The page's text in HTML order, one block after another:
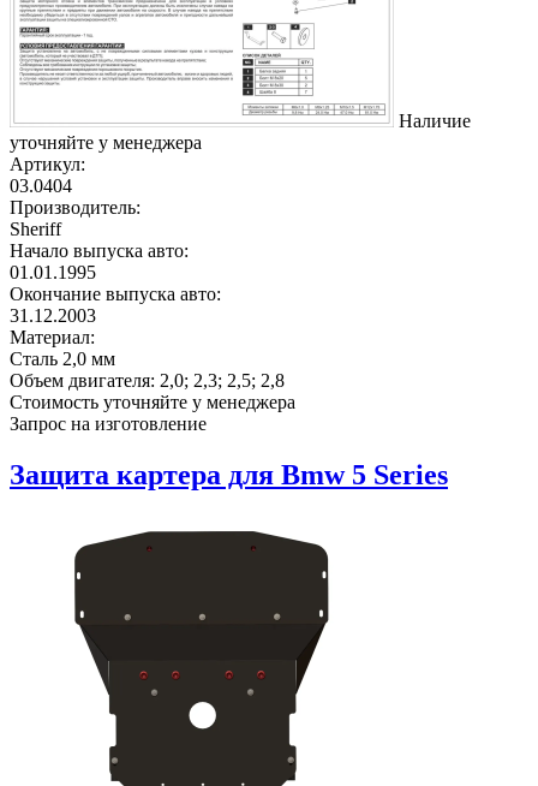
Наличие
уточняйте у менеджера
Артикул:
03.0404
Производитель:
Sheriff
Начало выпуска авто:
01.01.1995
Окончание выпуска авто:
31.12.2003
Материал:
Сталь 2,0 мм
Объем двигателя: 2,0; 2,3; 2,5; 2,8
Стоимость уточняйте у менеджера
Запрос на изготовление
Защита картера для Bmw 5 Series